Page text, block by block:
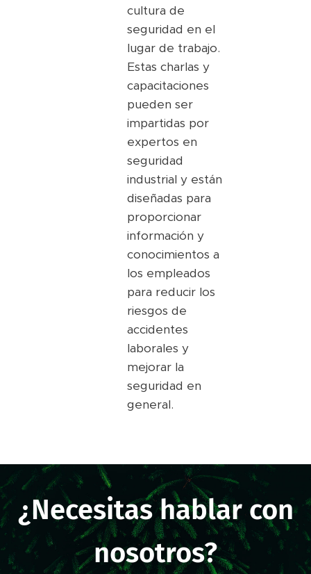
cultura de
seguridad en el
lugar de trabajo.
Estas charlas y
capacitaciones
pueden ser
impartidas por
expertos en
seguridad
industrial y están
diseñadas para
proporcionar
información y
conocimientos a
los empleados
para reducir los
riesgos de
accidentes
laborales y
mejorar la
seguridad en
general.
¿Necesitas hablar con
nosotros?